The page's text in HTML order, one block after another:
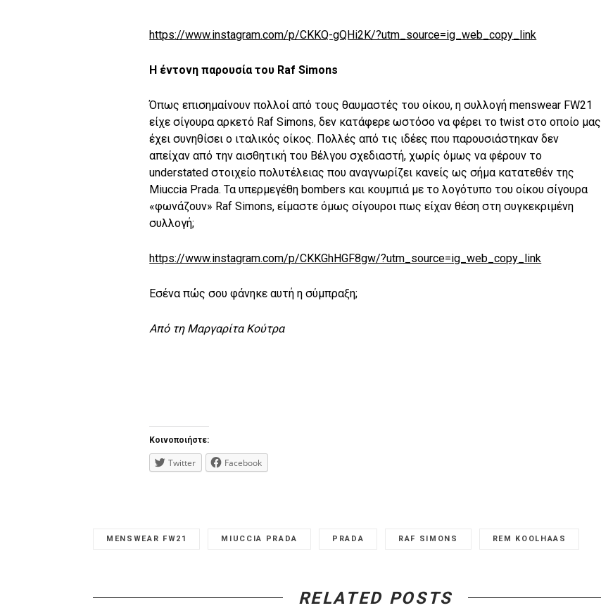
https://www.instagram.com/p/CKKQ-gQHi2K/?utm_source=ig_web_copy_link
Η έντονη παρουσία του Raf Simons
Όπως επισημαίνουν πολλοί από τους θαυμαστές του οίκου, η συλλογή menswear FW21
είχε σίγουρα αρκετό Raf Simons, δεν κατάφερε ωστόσο να φέρει το twist στο οποίο μας
έχει συνηθίσει ο ιταλικός οίκος. Πολλές από τις ιδέες που παρουσιάστηκαν δεν
απείχαν από την αισθητική του Βέλγου σχεδιαστή, χωρίς όμως να φέρουν το
understated στοιχείο πολυτέλειας που αναγνωρίζει κανείς ως σήμα κατατεθέν της
Miuccia Prada. Τα υπερμεγέθη bombers και κουμπιά με το λογότυπο του οίκου σίγουρα
«φωνάζουν» Raf Simons, είμαστε όμως σίγουροι πως είχαν θέση στη συγκεκριμένη
συλλογή;
https://www.instagram.com/p/CKKGhHGF8gw/?utm_source=ig_web_copy_link
Εσένα πώς σου φάνηκε αυτή η σύμπραξη;
Από τη Μαργαρίτα Κούτρα
Κοινοποιήστε:
Twitter Facebook
MENSWEAR FW21 MIUCCIA PRADA PRADA RAF SIMONS REM KOOLHAAS
RELATED POSTS